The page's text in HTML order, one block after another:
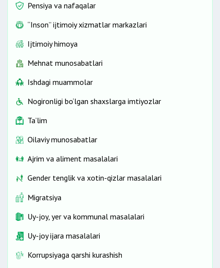
Pensiya va nafaqalar
“Inson” ijtimoiy xizmatlar markazlari
Ijtimoiy himoya
Mehnat munosabatlari
Ishdagi muammolar
Nogironligi bo‘lgan shaxslarga imtiyozlar
Ta’lim
Oilaviy munosabatlar
Ajrim va aliment masalalari
Gender tenglik va xotin-qizlar masalalari
Migratsiya
Uy-joy, yer va kommunal masalalari
Uy-joy ijara masalalari
Korrupsiyaga qarshi kurashish